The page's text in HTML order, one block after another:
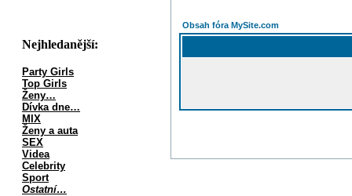
Nejhledanější:
Party Girls
Top Girls
Ženy…
Dívka dne…
MIX
Ženy a auta
SEX
Videa
Celebrity
Sport
Ostatní…
Obsah fóra MySite.com